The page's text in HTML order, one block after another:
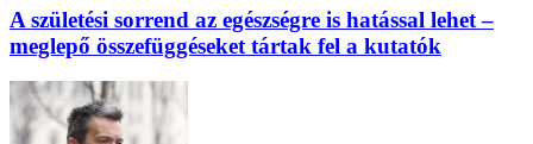
A születési sorrend az egészségre is hatással lehet –
meglepő összefüggéseket tártak fel a kutatók